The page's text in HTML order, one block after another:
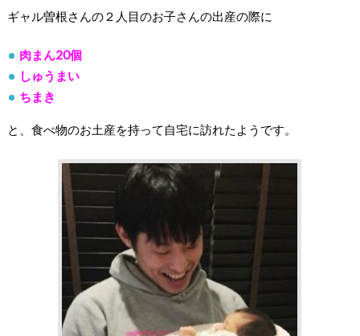
ギャル曽根さんの２人目のお子さんの出産の際に
肉まん20個
しゅうまい
ちまき
と、食べ物のお土産を持って自宅に訪れたようです。